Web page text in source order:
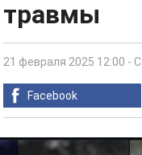
травмы
21 февраля 2025 12:00 -
Facebook